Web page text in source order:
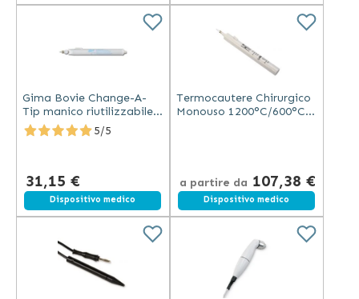
Gima Bovie Change-A-
Tip manico riutilizzabile
per termocautere a punte
intercambiabili bianco
5/5
31,15 €
Dispositivo medico
Termocautere Chirurgico
Monouso 1200°C/600°C,
a partire da 107,38 €
Dispositivo medico